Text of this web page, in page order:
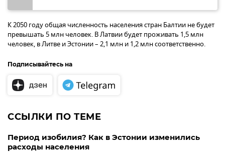
К 2050 году общая численность населения стран Балтии не будет
превышать 5 млн человек. В Латвии будет проживать 1,5 млн
человек, в Литве и Эстонии – 2,1 млн и 1,2 млн соответственно.
Подписывайтесь на
ССЫЛКИ ПО ТЕМЕ
Период изобилия? Как в Эстонии изменились
расходы населения